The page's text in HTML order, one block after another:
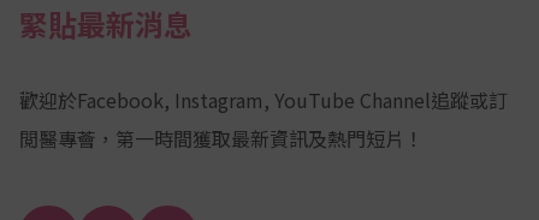
緊貼最新消息
歡迎於Facebook, Instagram, YouTube Channel追蹤或訂
閲醫專薈，第一時間獲取最新資訊及熱門短片！